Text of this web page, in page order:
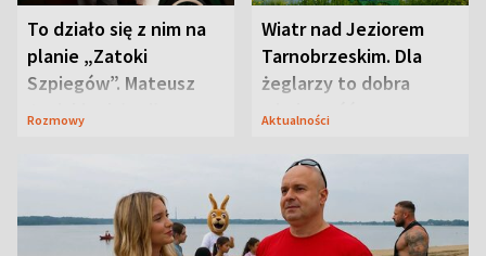
To działo się z nim na
planie „Zatoki
Szpiegów”. Mateusz
Janicki odsłonił
Rozmowy
Wiatr nad Jeziorem
Tarnobrzeskim. Dla
żeglarzy to dobra
wiadomość
Aktualności